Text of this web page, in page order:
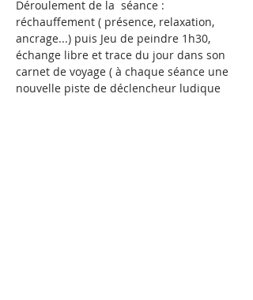
Déroulement de la  séance :
réchauffement ( présence, relaxation,
ancrage...) puis Jeu de peindre 1h30,
échange libre et trace du jour dans son
carnet de voyage ( à chaque séance une
nouvelle piste de déclencheur ludique